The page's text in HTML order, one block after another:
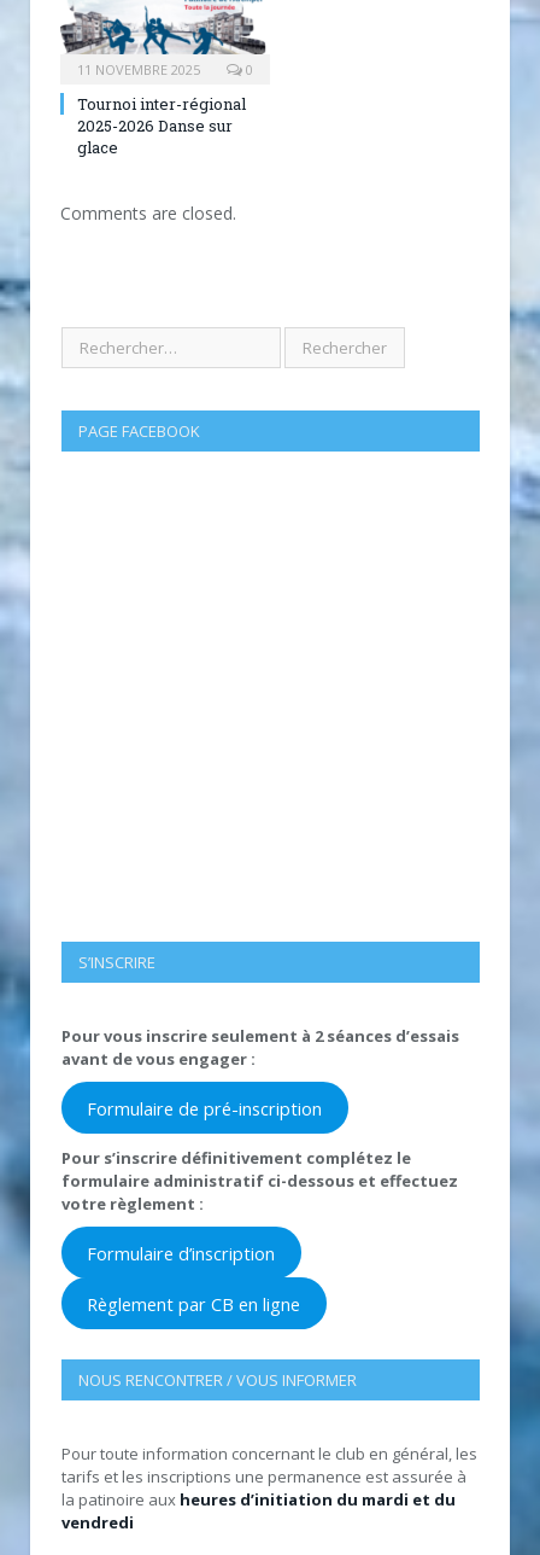
11 NOVEMBRE 2025 0
Tournoi inter-régional
2025-2026 Danse sur
glace
Comments are closed.
PAGE FACEBOOK
S’INSCRIRE
Pour vous inscrire seulement à 2 séances d’essais
avant de vous engager :
Formulaire de pré-inscription
Pour s’inscrire définitivement complétez le
formulaire administratif ci-dessous et effectuez
votre règlement :
Formulaire d’inscription
Règlement par CB en ligne
NOUS RENCONTRER / VOUS INFORMER
Pour toute information concernant le club en général, les
tarifs et les inscriptions une permanence est assurée à
la patinoire aux heures d’initiation du mardi et du
vendredi